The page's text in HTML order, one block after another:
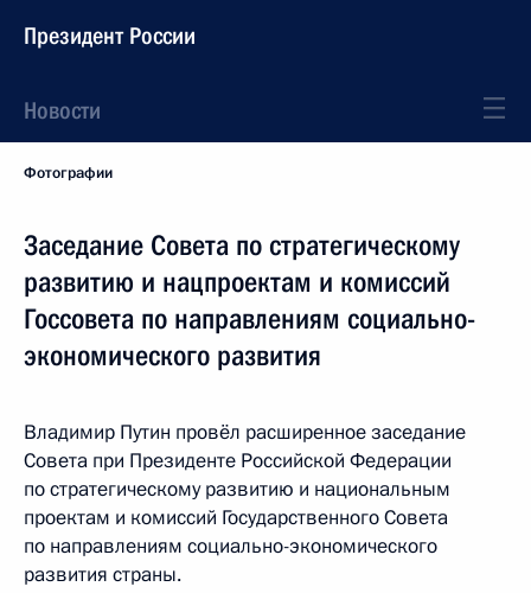
Президент России
Новости
Фотографии
Заседание Совета по стратегическому
развитию и нацпроектам и комиссий
Госсовета по направлениям социально-
экономического развития
Владимир Путин провёл расширенное заседание
Совета при Президенте Российской Федерации
по стратегическому развитию и национальным
проектам и комиссий Государственного Совета
по направлениям социально-экономического
развития страны.